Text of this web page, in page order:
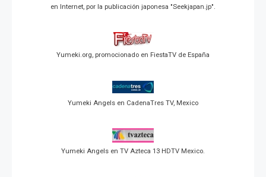
en Internet, por la publicación japonesa "Seekjapan.jp".
Yumeki.org, promocionado en FiestaTV de España
Yumeki Angels en CadenaTres TV, Mexico
Yumeki Angels en TV Azteca 13 HDTV Mexico.